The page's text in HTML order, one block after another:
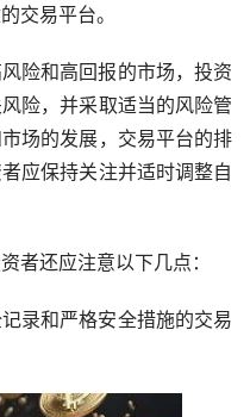
交易平台。
险和高回报的市场，投资
险，并采取适当的风险管
场的发展，交易平台的排
应保持关注并适时调整自
者还应注意以下几点：
录和严格安全措施的交易